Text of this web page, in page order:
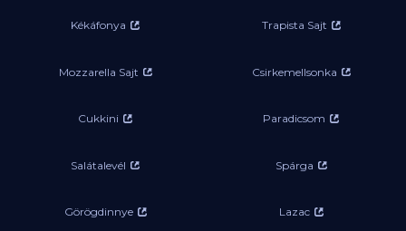
Kékáfonya Trapista Sajt
Mozzarella Sajt Csirkemellsonka
Cukkini Paradicsom
Salátalevél Spárga
Görögdinnye Lazac